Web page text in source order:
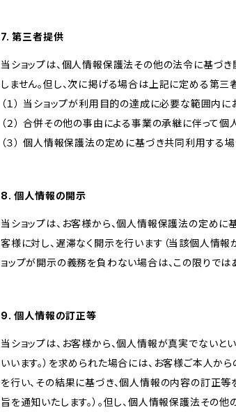
7. 第三者提供
当ショップは、個人情報保護法その他の法令に基づ
しません。但し、次に掲げる場合は上記に定める第三
（１） 当ショップが利用目的の達成に必要な範囲
（２） 合併その他の事由による事業の承継に伴って
（３） 個人情報保護法の定めに基づき共同利用する
8. 個人情報の開示
当ショップは、お客様から、個人情報保護法の定め
客様に対し、遅滞なく開示を行います（当該個人情報
ョップが開示の義務を負わない場合は、この限りでは
9. 個人情報の訂正等
当ショップは、お客様から、個人情報が真実でないと
いいます。）を求められた場合には、お客様ご本人
を行い、その結果に基づき、個人情報の内容の訂正
旨を通知いたします。）。但し、個人情報保護法その